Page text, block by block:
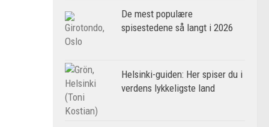
De mest populære
spisestedene så langt i 2026
Helsinki-guiden: Her spiser du i
verdens lykkeligste land